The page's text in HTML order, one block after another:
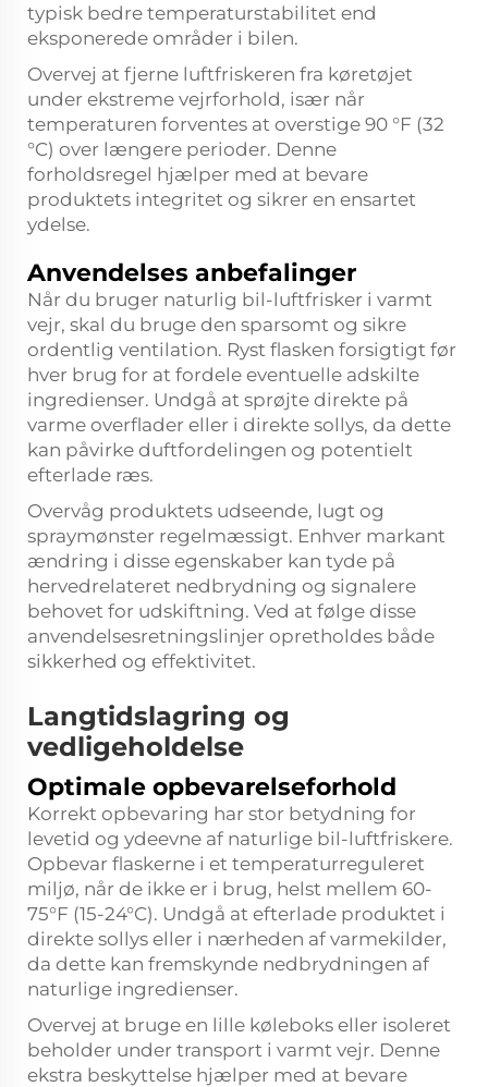
typisk bedre temperaturstabilitet end
eksponerede områder i bilen.
Overvej at fjerne luftfriskeren fra køretøjet
under ekstreme vejrforhold, især når
temperaturen forventes at overstige 90 °F (32
°C) over længere perioder. Denne
forholdsregel hjælper med at bevare
produktets integritet og sikrer en ensartet
ydelse.
Anvendelses anbefalinger
Når du bruger naturlig bil-luftfrisker i varmt
vejr, skal du bruge den sparsomt og sikre
ordentlig ventilation. Ryst flasken forsigtigt før
hver brug for at fordele eventuelle adskilte
ingredienser. Undgå at sprøjte direkte på
varme overflader eller i direkte sollys, da dette
kan påvirke duftfordelingen og potentielt
efterlade ræs.
Overvåg produktets udseende, lugt og
spraymønster regelmæssigt. Enhver markant
ændring i disse egenskaber kan tyde på
hervedrelateret nedbrydning og signalere
behovet for udskiftning. Ved at følge disse
anvendelsesretningslinjer opretholdes både
sikkerhed og effektivitet.
Langtidslagring og
vedligeholdelse
Optimale opbevarelseforhold
Korrekt opbevaring har stor betydning for
levetid og ydeevne af naturlige bil-luftfriskere.
Opbevar flaskerne i et temperaturreguleret
miljø, når de ikke er i brug, helst mellem 60-
75°F (15-24°C). Undgå at efterlade produktet i
direkte sollys eller i nærheden af varmekilder,
da dette kan fremskynde nedbrydningen af
naturlige ingredienser.
Overvej at bruge en lille køleboks eller isoleret
beholder under transport i varmt vejr. Denne
ekstra beskyttelse hjælper med at bevare